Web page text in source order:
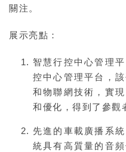
關注。
展示亮點：
智慧行控中心管理平
控中心管理平台，
和物聯網技術，實
和優化，得到了參觀
先進的車載廣播系統
統具有高質量的音